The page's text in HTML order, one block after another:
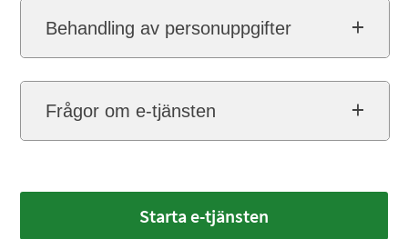
Behandling av personuppgifter
Frågor om e-tjänsten
Starta e-tjänsten